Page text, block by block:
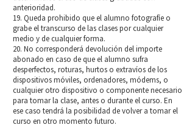
anterioridad.
19. Queda prohibido que el alumno fotografíe o
grabe el transcurso de las clases por cualquier
medio y de cualquier forma.
20. No corresponderá devolución del importe
abonado en caso de que el alumno sufra
desperfectos, roturas, hurtos o extravíos de los
dispositivos móviles, ordenadores, módems, o
cualquier otro dispositivo o componente necesario
para tomar la clase, antes o durante el curso. En
ese caso tendrá la posibilidad de volver a tomar el
curso en otro momento futuro.